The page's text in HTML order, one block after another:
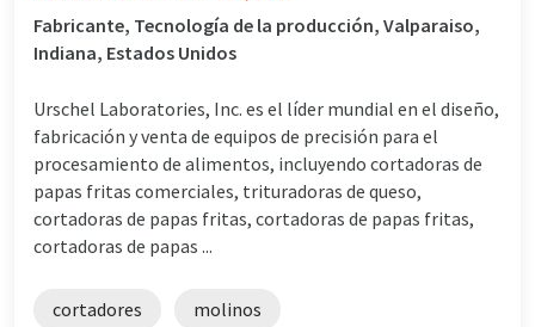
Fabricante, Tecnología de la producción, Valparaiso,
Indiana, Estados Unidos
Urschel Laboratories, Inc. es el líder mundial en el diseño,
fabricación y venta de equipos de precisión para el
procesamiento de alimentos, incluyendo cortadoras de
papas fritas comerciales, trituradoras de queso,
cortadoras de papas fritas, cortadoras de papas fritas,
cortadoras de papas ...
cortadores molinos